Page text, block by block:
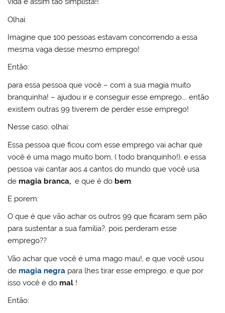
Olhai:
Imagine que 100 pessoas estavam concorrendo a essa
mesma vaga desse mesmo emprego!
Então:
para essa pessoa que você – com a sua magia muito
branquinha! – ajudou ir e conseguir esse emprego…. então
existem outras 99 tiverem de perder esse emprego!
Nesse caso, olhai:
Essa pessoa que ficou com esse emprego vai achar que
você é uma mago muito bom, ( todo branquinho!), e essa
pessoa vai cantar aos 4 cantos do mundo que você usa
de magia branca, e que é do bem.
E porem:
O que é que vão achar os outros 99 que ficaram sem pão
para sustentar a sua família?, pois perderam esse
emprego??
Vão achar que você é uma mago mau!, e que você usou
de magia negra para lhes tirar esse emprego, e que por
isso você é do mal !
Então: